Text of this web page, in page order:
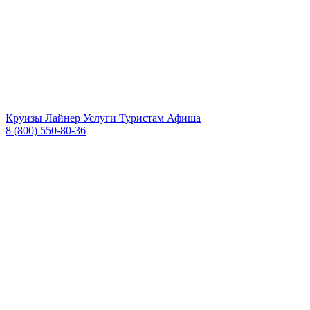
Круизы Лайнер Услуги Туристам Афиша
8 (800) 550-80-36